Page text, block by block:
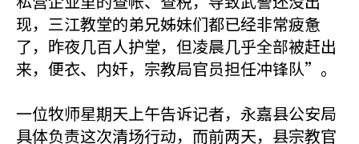
现，三江教堂的弟兄姊妹们都已经非常疲惫
了，昨夜几百人护堂，但凌晨几乎全部被赶出
来，便衣、内奸，宗教局官员担任冲锋队”。
一位牧师星期天上午告诉记者，永嘉县公安局
具体负责这次清场行动，而前两天，县宗教官